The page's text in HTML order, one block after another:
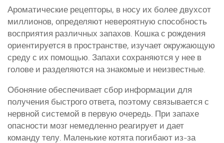
Ароматические рецепторы, в носу их более двухсот
миллионов, определяют невероятную способность
восприятия различных запахов. Кошка с рождения
ориентируется в пространстве, изучает окружающую
среду с их помощью. Запахи сохраняются у нее в
голове и разделяются на знакомые и неизвестные.
Обоняние обеспечивает сбор информации для
получения быстрого ответа, поэтому связывается с
нервной системой в первую очередь. При запахе
опасности мозг немедленно реагирует и дает
команду телу. Маленькие котята погибают из-за